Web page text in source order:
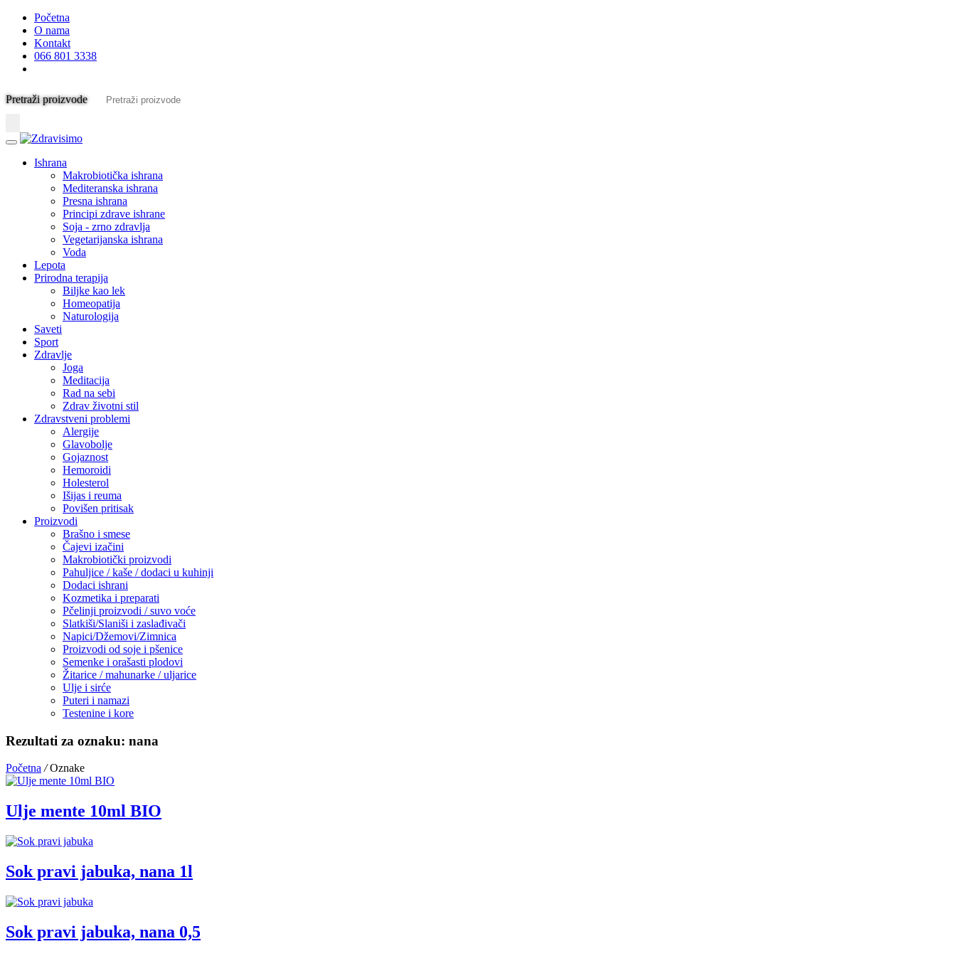
Početna
O nama
Kontakt
066 801 3338
Pretraži proizvode
Ishrana
Makrobiotička ishrana
Mediteranska ishrana
Presna ishrana
Principi zdrave ishrane
Soja - zrno zdravlja
Vegetarijanska ishrana
Voda
Lepota
Prirodna terapija
Biljke kao lek
Homeopatija
Naturologija
Saveti
Sport
Zdravlje
Joga
Meditacija
Rad na sebi
Zdrav životni stil
Zdravstveni problemi
Alergije
Glavobolje
Gojaznost
Hemoroidi
Holesterol
Išijas i reuma
Povišen pritisak
Proizvodi
Brašno i smese
Čajevi izačini
Makrobiotički proizvodi
Pahuljice / kaše / dodaci u kuhinji
Dodaci ishrani
Kozmetika i preparati
Pčelinji proizvodi / suvo voće
Slatkiši/Slaniši i zaslađivači
Napici/Džemovi/Zimnica
Proizvodi od soje i pšenice
Semenke i orašasti plodovi
Žitarice / mahunarke / uljarice
Ulje i sirće
Puteri i namazi
Testenine i kore
Rezultati za oznaku: nana
Početna /Oznake
Ulje mente 10ml BIO
Sok pravi jabuka, nana 1l
Sok pravi jabuka, nana 0,5